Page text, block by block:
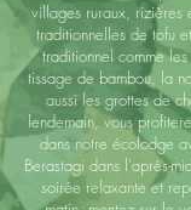
villages ruraux, rizières
traditionnelles de tofu
traditionnel comme
tissage de bambou, la
aussi les grottes de
lendemain, vous
dans notre écolodge
Berastagi dans l'après-
soirée relaxante et